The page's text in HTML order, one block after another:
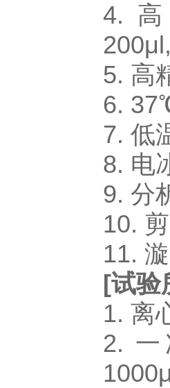
4.
5. 高
6.
7. 低
8. 电
9. 分
10.
11.
[试验
1. 离
2. 一